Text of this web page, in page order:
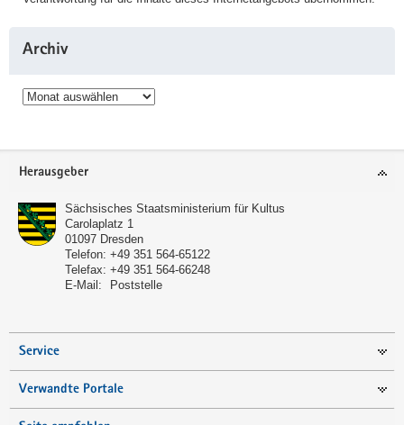
Archiv
Archiv
Service
Herausgeber
Sächsisches Staatsministerium für Kultus
Carolaplatz 1
01097 Dresden
Telefon: +49 351 564-65122
Telefax: +49 351 564-66248
E-Mail:
Poststelle
Service
Verwandte Portale